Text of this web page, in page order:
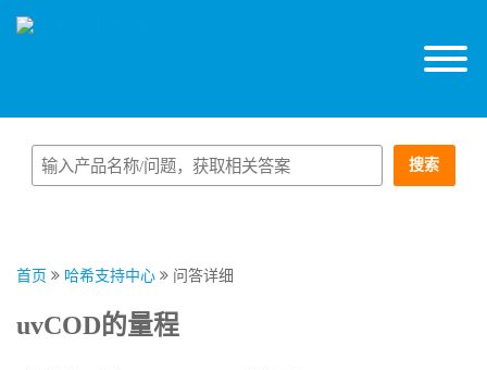
搜索
首页 哈希支持中心 问答详细
uvCOD的量程